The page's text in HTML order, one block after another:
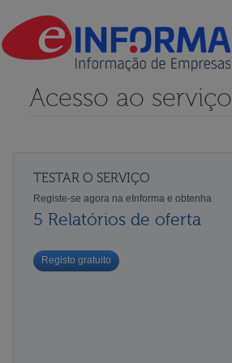
Acesso ao serviço
TESTAR O SERVIÇO
Registe-se agora na eInforma e obtenha
5 Relatórios de oferta
Registo gratuito